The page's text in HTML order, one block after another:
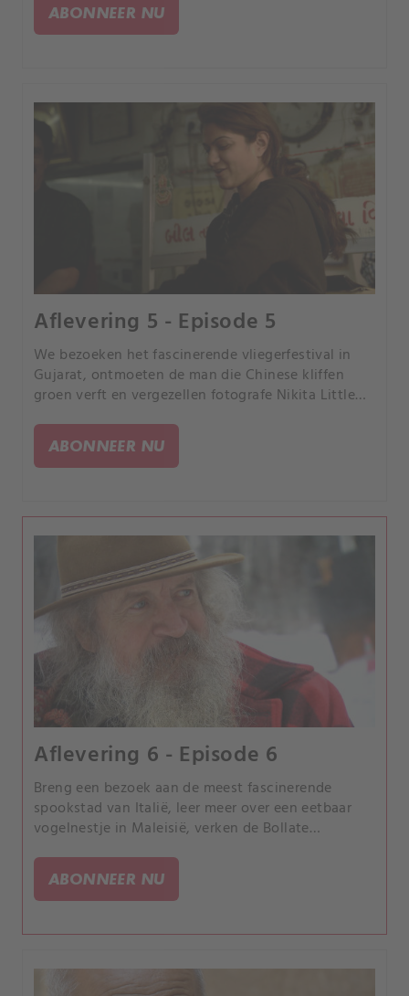
ABONNEER NU
Aflevering 5 - Episode 5
We bezoeken het fascinerende vliegerfestival in
Gujarat, ontmoeten de man die Chinese kliffen
groen verft en vergezellen fotografe Nikita Little
ook India's grootste groentemarkt en China's
Dwergdorp.
ABONNEER NU
Aflevering 6 - Episode 6
Breng een bezoek aan de meest fascinerende
spookstad van Italië, leer meer over een eetbaar
vogelnestje in Maleisië, verken de Bollate
Dr. Seuss Huis wordt genoemd.
ABONNEER NU